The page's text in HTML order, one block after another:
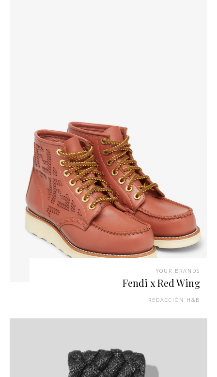
YOUR BRANDS
Fendi x Red Wing
REDACCIÓN H&B